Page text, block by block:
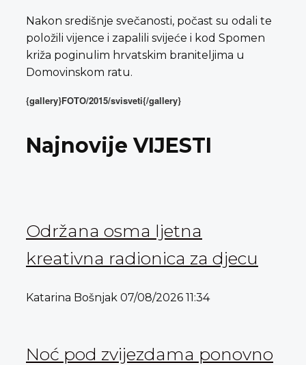
Nakon središnje svečanosti, počast su odali te
položili vijence i zapalili svijeće i kod Spomen
križa poginulim hrvatskim braniteljima u
Domovinskom ratu.
{gallery}FOTO/2015/svisveti{/gallery}
Najnovije VIJESTI
Održana osma ljetna
kreativna radionica za djecu
Katarina Bošnjak 07/08/2026 11:34
Noć pod zvijezdama ponovno